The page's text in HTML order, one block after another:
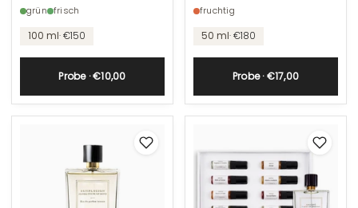
grün frisch
100 ml· €150
Probe · €10,00
fruchtig
50 ml· €180
Probe · €17,00